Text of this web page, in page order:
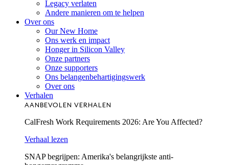
Legacy verlaten
Andere manieren om te helpen
Over ons
Our New Home
Ons werk en impact
Honger in Silicon Valley
Onze partners
Onze supporters
Ons belangenbehartigingswerk
Over ons
Verhalen
AANBEVOLEN VERHALEN
CalFresh Work Requirements 2026: Are You Affected?
Verhaal lezen
SNAP begrijpen: Amerika's belangrijkste anti-